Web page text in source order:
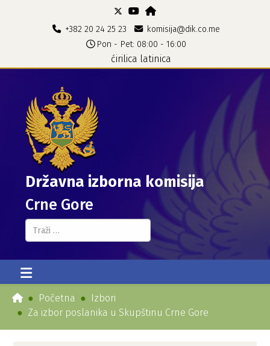
+382 20 24 25 23
komisija@dik.co.me
Pon - Pet: 08:00 - 16:00
ćirilica latinica
Državna izborna komisija
Crne Gore
Pretraga...
Početna
Izbori
Za izbor poslanika u Skupštinu Crne Gore